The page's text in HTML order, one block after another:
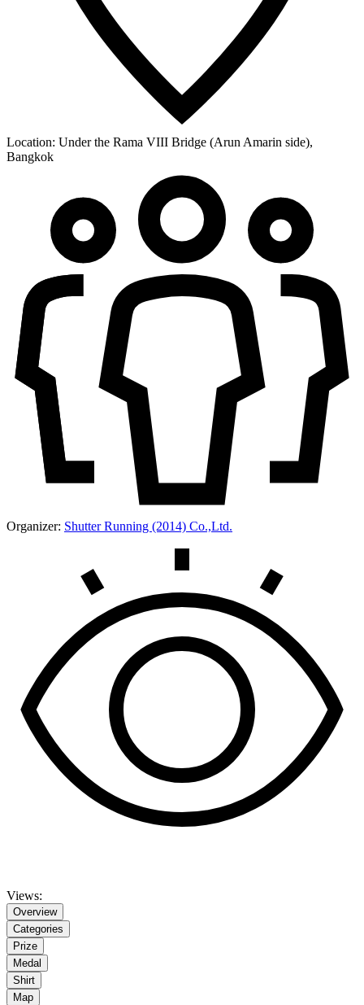
Location: Under the Rama VIII Bridge (Arun Amarin side),
Bangkok
Organizer: Shutter Running (2014) Co.,Ltd.
Views:
Overview
Categories
Prize
Medal
Shirt
Map